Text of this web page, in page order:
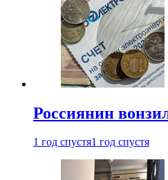
Россиянин
1 год спустя1 год спустя